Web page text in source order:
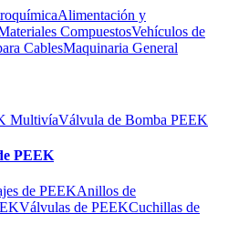
Alimentación y
CompuestosVehículos de
CablesMaquinaria General
MultivíaVálvula de Bomba PEEK
PEEK
de PEEKAnillos de
Válvulas de PEEKCuchillas de